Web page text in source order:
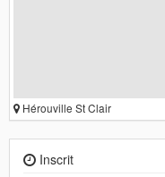
Hérouville St Clair
Inscrit